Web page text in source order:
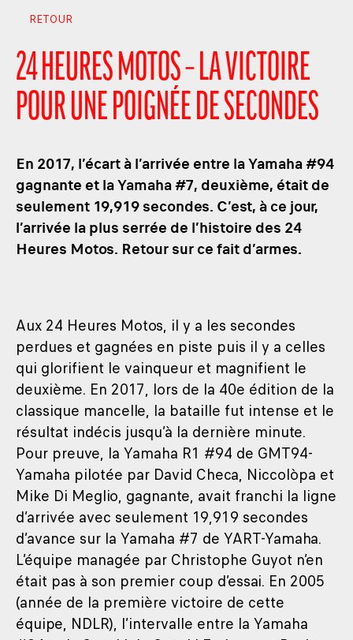
RETOUR
24 HEURES MOTOS – LA VICTOIRE
POUR UNE POIGNÉE DE SECONDES
En 2017, l’écart à l’arrivée entre la Yamaha #94
gagnante et la Yamaha #7, deuxième, était de
seulement 19,919 secondes. C’est, à ce jour,
l’arrivée la plus serrée de l’histoire des 24
Heures Motos. Retour sur ce fait d’armes.
Aux 24 Heures Motos, il y a les secondes
perdues et gagnées en piste puis il y a celles
qui glorifient le vainqueur et magnifient le
deuxième. En 2017, lors de la 40e édition de la
classique mancelle, la bataille fut intense et le
résultat indécis jusqu’à la dernière minute.
Pour preuve, la Yamaha R1 #94 de GMT94-
Yamaha pilotée par David Checa, Niccolòpa et
Mike Di Meglio, gagnante, avait franchi la ligne
d’arrivée avec seulement 19,919 secondes
d’avance sur la Yamaha #7 de YART-Yamaha.
L’équipe managée par Christophe Guyot n’en
était pas à son premier coup d’essai. En 2005
(année de la première victoire de cette
équipe, NDLR), l’intervalle entre la Yamaha